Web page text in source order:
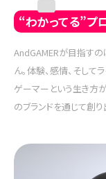
“わかってる”プ
AndGAMERが目指すの
ん。体験、感情、そして
ゲーマーという生き方
のブランドを通じて創り